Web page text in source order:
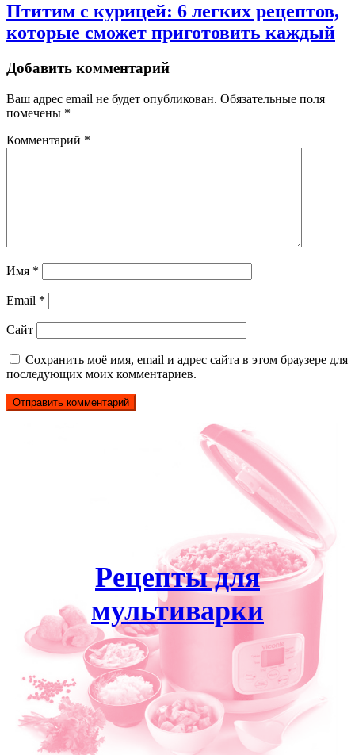
Птитим с курицей: 6 легких рецептов,
которые сможет приготовить каждый
Добавить комментарий
Ваш адрес email не будет опубликован. Обязательные поля
помечены *
Комментарий *
Имя *
Email *
Сайт
Сохранить моё имя, email и адрес сайта в этом браузере для
последующих моих комментариев.
Рецепты для
мультиварки